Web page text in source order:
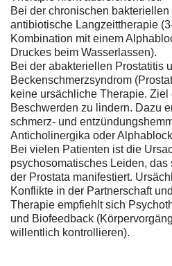
Bei der chronischen
antibiotische Langzeittherapie
Kombination mit einem
Druckes beim Wasserlassen).
Bei der abakteriellen Prostatitis
Beckenschmerzsyndrom
keine ursächliche Therapie.
Beschwerden zu lindern. Dazu
schmerz- und
Anticholinergika oder
Bei vielen Patienten ist die
psychosomatisches Leiden, das
der Prostata manifestiert.
Konflikte in der Partnerschaft
Therapie empfiehlt sich
und Biofeedback
willentlich kontrollieren).